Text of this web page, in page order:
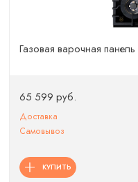
Газовая варочная
65 599 руб.
Доставка
Самовывоз
КУПИТЬ